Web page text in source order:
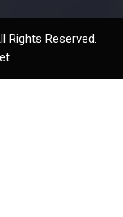
Rights Reserved.